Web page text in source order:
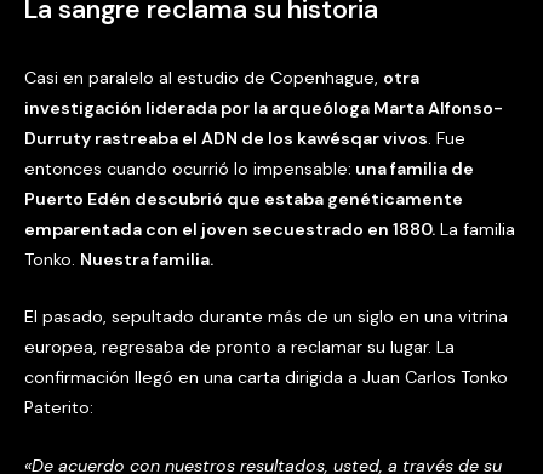
La sangre reclama su historia
Casi en paralelo al estudio de Copenhague, otra
investigación liderada por la arqueóloga Marta Alfonso-
Durruty rastreaba el ADN de los kawésqar vivos . Fue
entonces cuando ocurrió lo impensable: una familia de
Puerto Edén descubrió que estaba genéticamente
emparentada con el joven secuestrado en 1880. La familia
Tonko. Nuestra familia.
El pasado, sepultado durante más de un siglo en una vitrina
europea, regresaba de pronto a reclamar su lugar. La
confirmación llegó en una carta dirigida a Juan Carlos Tonko
Paterito:
«De acuerdo con nuestros resultados, usted, a través de su